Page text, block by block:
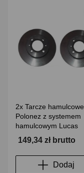
2x Tarcze hamulcowe
Polonez z systemem
hamulcowym Lucas
149,34 zł brutto
Dodaj